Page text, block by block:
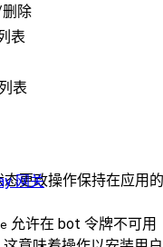
网关
除
表
表
更改操作保持在应用的
允许在 bot 令牌不可用